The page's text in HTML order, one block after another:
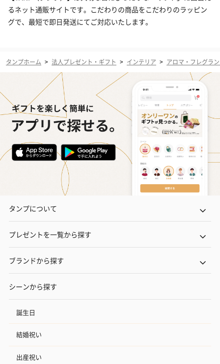
るネット通販サイトです。こだわりの商品をこだわりのラッピン
グで、最短で即日発送にてご対応いたします。
タンプホーム > 法人プレゼント・ギフト > インテリア > アロマ・フレグラ
タンプについて
プレゼントを一覧から探す
ブランドから探す
シーンから探す
誕生日
結婚祝い
出産祝い